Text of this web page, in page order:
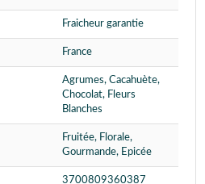
Fraicheur garantie
France
Agrumes, Cacahuète,
Chocolat, Fleurs
Blanches
Fruitée, Florale,
Gourmande, Epicée
3700809360387